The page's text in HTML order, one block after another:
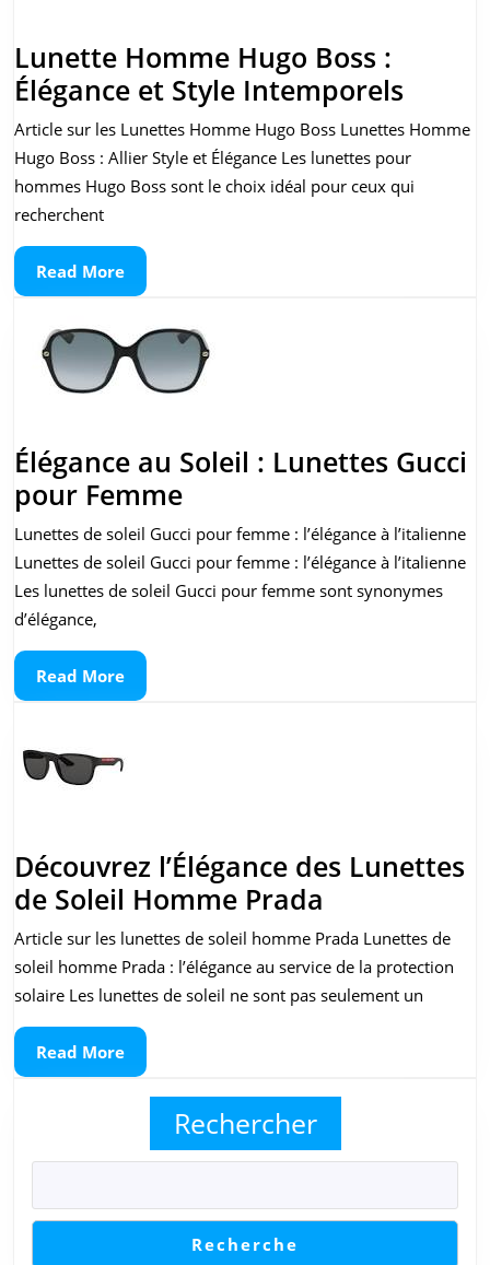
Lunette Homme Hugo Boss :
Élégance et Style Intemporels
Hugo
Boss
Article sur les Lunettes Homme Hugo Boss Lunettes Homme
Hugo Boss : Allier Style et Élégance Les lunettes pour
hommes Hugo Boss sont le choix idéal pour ceux qui
recherchent
Read MoreRead
More
Élégance au Soleil : Lunettes Gucci
pour FemmeÉlégance
au
Soleil
:
Lunettes de soleil Gucci pour femme : l’élégance à l’italienne
Lunettes de soleil Gucci pour femme : l’élégance à l’italienne
Les lunettes de soleil Gucci pour femme sont synonymes
d’élégance,
Read MoreRead
More
Découvrez l’Élégance des Lunettes
de Soleil Homme Prada
l’Élégance
des
Lunettes
Homme
Article sur les lunettes de soleil homme Prada Lunettes de
soleil homme Prada : l’élégance au service de la protection
solaire Les lunettes de soleil ne sont pas seulement un
Read MoreRead
More
Rechercher
Recherche